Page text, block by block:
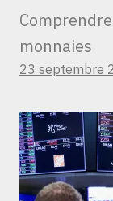
monnaies
23 septembre